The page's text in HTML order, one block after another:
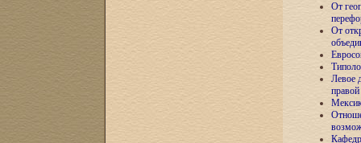
От
От
Левое